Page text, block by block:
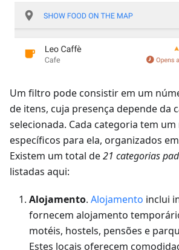
Um filtro pode consistir em um
de itens, cuja presença depende da
selecionada. Cada categoria tem
específicos para ela, organizados
Existem um total de21 categorias
listadas aqui:
Alojamento. Alojamento inclui
fornecem alojamento
motéis, hostels, pensões e
Estes locais oferecem